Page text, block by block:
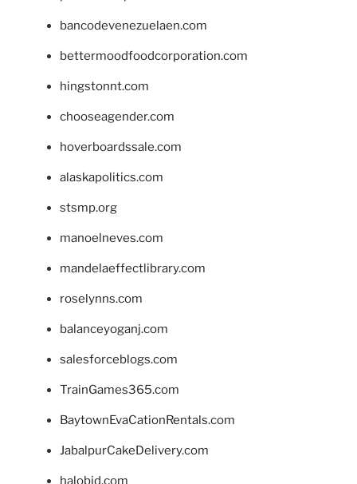
bancodevenezuelaen.com
bettermoodfoodcorporation.com
hingstonnt.com
chooseagender.com
hoverboardssale.com
alaskapolitics.com
stsmp.org
manoelneves.com
mandelaeffectlibrary.com
roselynns.com
balanceyoganj.com
salesforceblogs.com
TrainGames365.com
BaytownEvaCationRentals.com
JabalpurCakeDelivery.com
halobjd.com